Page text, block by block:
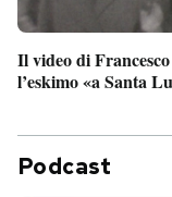
Il video di
l’eskimo «a Santa
Podcast